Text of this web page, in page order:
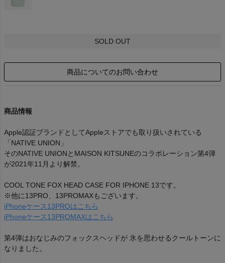
SOLD OUT
商品についてのお問い合わせ
商品情報
Apple認証ブランドとしてAppleストアでも取り扱いされている
「NATIVE UNION」
そのNATIVE UNIONとMAISON KITSUNEのコラボレーション第4弾
が2021年11月より解禁。
COOL TONE FOX HEAD CASE FOR IPHONE 13です。
※他に13PRO、13PROMAXもございます。
iPhoneケース13PROはこちら
iPhoneケース13PROMAXはこちら
第4弾はおなじみのフォックスヘッドが 氷を思わせるクールトーンに
なりました。